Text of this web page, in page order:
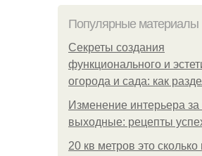
Популярные материалы
Секреты создания
функционального и
огорода и сада: как
Изменение интерьера за
выходные: рецепты
20 кв метров это